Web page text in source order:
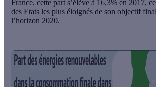
France, cette part s’élève à 16,3% en 2017,
des Etats les plus éloignés de son objectif
l’horizon 2020.